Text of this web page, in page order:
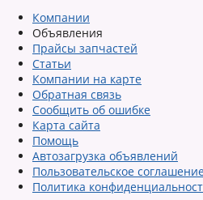
Компании
Объявления
Прайсы запчастей
Статьи
Компании на карте
Обратная связь
Сообщить об ошибке
Карта сайта
Помощь
Автозагрузка объявлений
Пользовательское
Политика